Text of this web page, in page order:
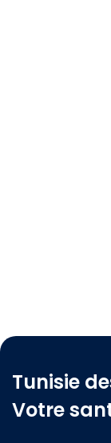
Tunisie
Votre